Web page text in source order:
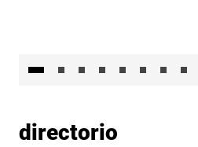
directorio